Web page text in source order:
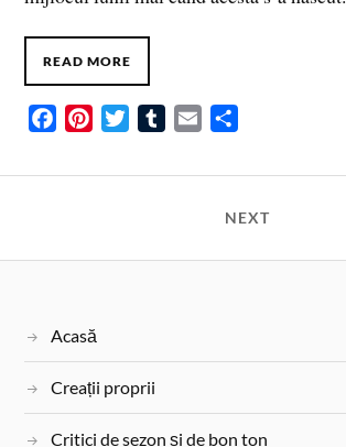
READ MORE
c
o
n
r
t
i
e
m
r
a
a
e
NEXT
Acasă
Creații proprii
Critici de sezon și de bon ton